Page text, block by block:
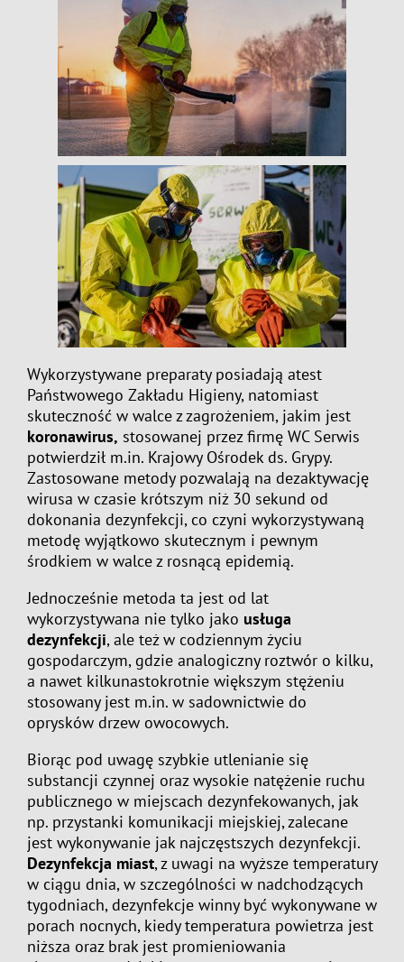
Wykorzystywane preparaty posiadają atest
Państwowego Zakładu Higieny, natomiast
skuteczność w walce z zagrożeniem, jakim jest
koronawirus, stosowanej przez firmę WC Serwis
potwierdził m.in. Krajowy Ośrodek ds. Grypy.
Zastosowane metody pozwalają na dezaktywację
wirusa w czasie krótszym niż 30 sekund od
dokonania dezynfekcji, co czyni wykorzystywaną
metodę wyjątkowo skutecznym i pewnym
środkiem w walce z rosnącą epidemią.
Jednocześnie metoda ta jest od lat
wykorzystywana nie tylko jako usługa
dezynfekcji, ale też w codziennym życiu
gospodarczym, gdzie analogiczny roztwór o kilku,
a nawet kilkunastokrotnie większym stężeniu
stosowany jest m.in. w sadownictwie do
oprysków drzew owocowych.
Biorąc pod uwagę szybkie utlenianie się
substancji czynnej oraz wysokie natężenie ruchu
publicznego w miejscach dezynfekowanych, jak
np. przystanki komunikacji miejskiej, zalecane
jest wykonywanie jak najczęstszych dezynfekcji.
Dezynfekcja miast, z uwagi na wyższe temperatury
w ciągu dnia, w szczególności w nadchodzących
tygodniach, dezynfekcje winny być wykonywane w
porach nocnych, kiedy temperatura powietrza jest
niższa oraz brak jest promieniowania